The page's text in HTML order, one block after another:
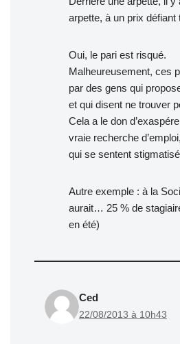
arpette, à un prix
Oui, le pari est risqué.
Malheureusement, ces
par des gens qui
et qui disent ne trouver
Cela a le don
vraie recherche
qui se sentent
Autre exemple : à la
aurait… 25 % de
en été)
Ced
22/08/2013 à 10h43